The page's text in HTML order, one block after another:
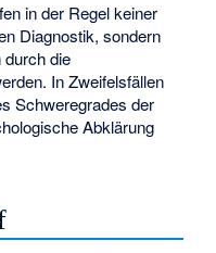
in der Regel keiner
Diagnostik, sondern
durch die
In Zweifelsfällen
Schweregrades der
Abklärung